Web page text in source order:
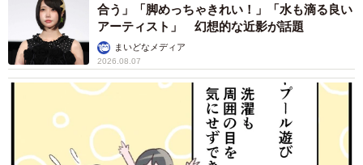
合う」「脚めっちゃきれい！」「水も滴る良い
アーティスト」 幻想的な近影が話題
まいどなメディア
2026.08.07